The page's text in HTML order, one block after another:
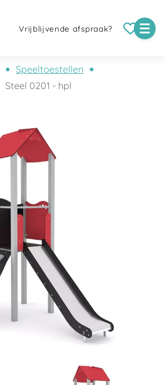
Vrijblijvende afspraak?
Speeltoestellen
Steel 0201 - hpl